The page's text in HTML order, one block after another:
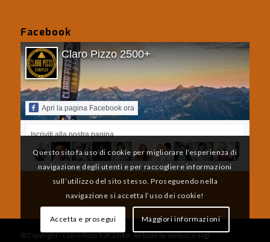
Facebook
Claro Pizzo 2500+
Apri la pagina Facebook ora
Iscriviti alla nostra pagina
© Copyright - Claro-Pizzo 9.2K 2500+, website by webjuice sagl
Questo sito fa uso di cookie per migliorare l’esperienza di
navigazione degli utenti e per raccogliere informazioni
sull’utilizzo del sito stesso. Proseguendo nella
navigazione si accetta l’uso dei cookie!
Accetta e prosegui Maggiori informazioni